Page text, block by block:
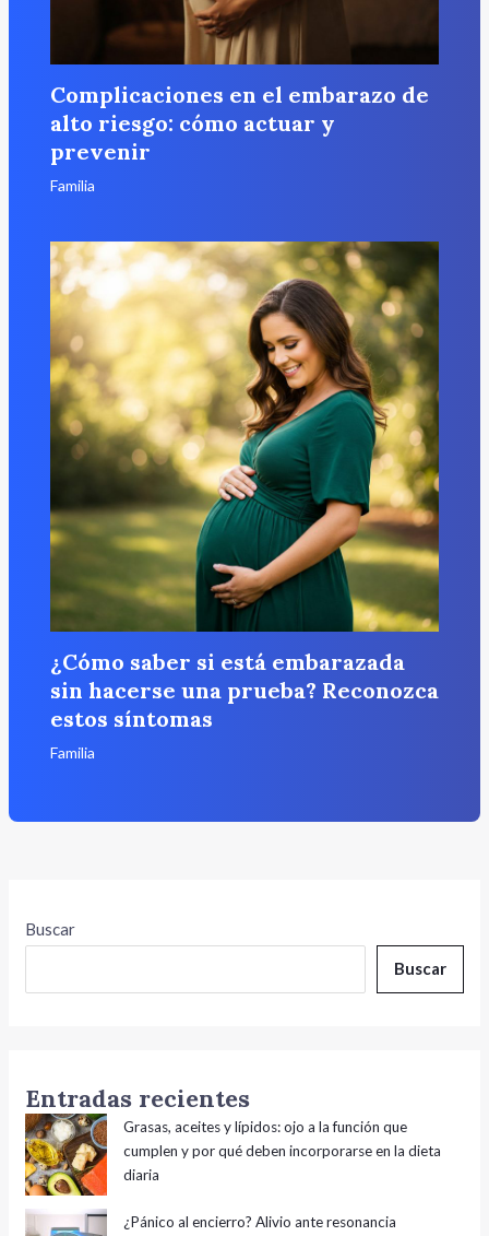
Complicaciones en el embarazo de
alto riesgo: cómo actuar y
prevenir
Familia
¿Cómo saber si está embarazada
sin hacerse una prueba? Reconozca
estos síntomas
Familia
Buscar
Buscar
Entradas recientes
Grasas, aceites y lípidos: ojo a la función que
cumplen y por qué deben incorporarse en la dieta
diaria
¿Pánico al encierro? Alivio ante resonancia